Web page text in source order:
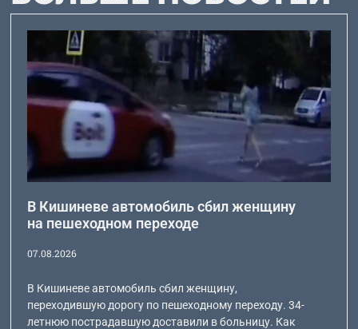
В Кишиневе автомобиль сбил женщину
на пешеходном переходе
07.08.2026
В Кишиневе автомобиль сбил женщину,
переходившую дорогу по пешеходному переходу. 34-
летнюю пострадавшую доставили в больницу. Как